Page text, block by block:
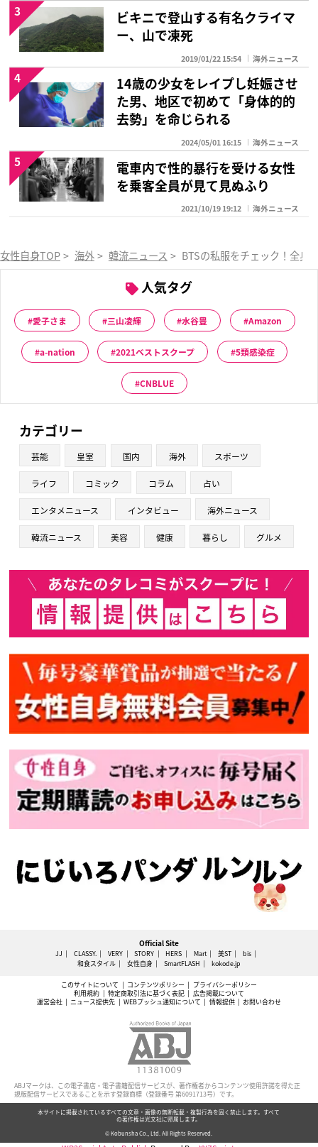
ビキニで登山する有名クライマ
ー、山で凍死
2019/01/22 15:54 海外ニュース
3
14歳の少女をレイプし妊娠させ
た男、地区で初めて「身体的的
去勢」を命じられる
2024/05/01 16:15 海外ニュース
4
電車内で性的暴行を受ける女性
を乗客全員が見て見ぬふり
2021/10/19 19:12 海外ニュース
5
女性自身TOP > 海外 > 韓流ニュース > BTSの私服をチェック！全身
人気タグ
愛子さま 三山凌輝 水谷豊 Amazon
a-nation 2021ベストスクープ 5類感染症
CNBLUE
カテゴリー
芸能 皇室 国内 海外 スポーツ
ライフ コミック コラム 占い
エンタメニュース インタビュー 海外ニュース
韓流ニュース 美容 健康 暮らし グルメ
Official Site
JJ CLASSY. VERY STORY HERS Mart 美ST
bis
和食スタイル
女性自身 SmartFLASH kokode.jp
このサイトについて コンテンツポリシー
プライバシーポリシー
利用規約
特定商取引法に基づく表記
広告掲載について
運営会社
ニュース提供先 WEBプッシュ通知について 情報提供 お問い合わせ
ABJマークは、この電子書店・電子書籍配信サービスが、著作権者からコンテンツ使用許諾を得た正
規版配信サービスであることを示す登録商標（登録番号 第6091713号）です。
本サイトに掲載されているすべての文章・画像の無断転載・複製行為を固く禁止します。すべて
の著作権は光文社に帰属します。
© Kobunsha Co., Ltd. All Rights Reserved.